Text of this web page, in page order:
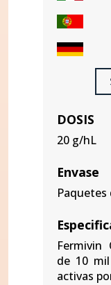
DOSIS
20 g/hL
Envase
Paquetes
Fermivin
de 10
activas